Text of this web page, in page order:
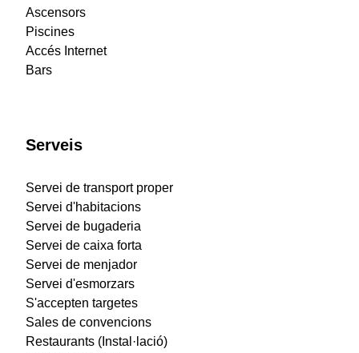
Ascensors
Piscines
Accés Internet
Bars
Serveis
Servei de transport proper
Servei d'habitacions
Servei de bugaderia
Servei de caixa forta
Servei de menjador
Servei d'esmorzars
S'accepten targetes
Sales de convencions
Restaurants (Instal·lació)